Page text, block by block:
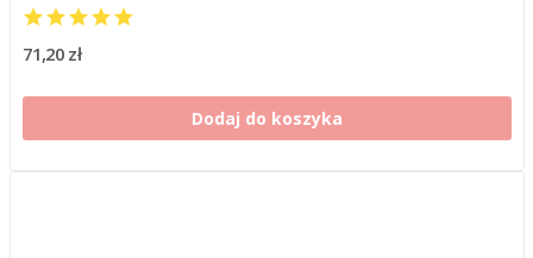
71,20 zł
Dodaj do koszyka